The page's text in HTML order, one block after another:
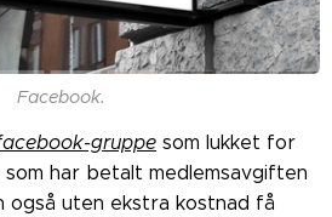
Facebook.
gruppe som lukket for
som har betalt medlemsavgiften
også uten ekstra kostnad få